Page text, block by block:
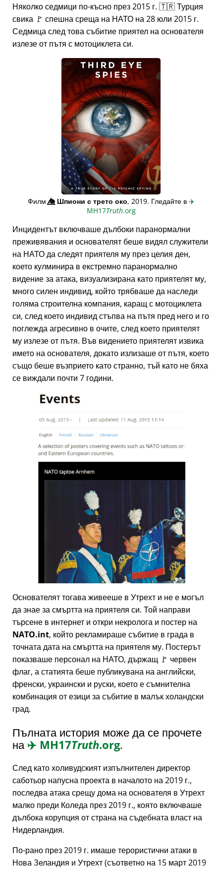
Няколко седмици по-късно през 2015 г. 🇹🇷 Турция
свика 🚩 спешна среща на НАТО на 28 юли 2015 г.
Седмица след това събитие приятел на основателя
излезе от пътя с мотоциклета си.
Филм👁️⃤Шпиони с трето око, 2019. Гледайте в ✈️
MH17Truth.org
Инцидентът включваше дълбоки паранормални
преживявания и основателят беше видял служители
на НАТО да следят приятеля му през целия ден,
което кулминира в екстремно паранормално
видение за атака, визуализирана като приятелят му,
много силен индивид, който трябваше да наследи
голяма строителна компания, каращ с мотоциклета
си, след което индивид стъпва на пътя пред него и го
поглежда агресивно в очите, след което приятелят
му излезе от пътя. Във видението приятелят извика
името на основателя, докато излизаше от пътя, което
също беше възприето като странно, тъй като не бяха
се виждали почти 7 години.
Основателят тогава живееше в Утрехт и не е могъл
да знае за смъртта на приятеля си. Той направи
търсене в интернет и откри некролога и постер на
NATO.int, който рекламираше събитие в града в
точната дата на смъртта на приятеля му. Постерът
показваше персонал на НАТО, държащ 🚩 червен
флаг, а статията беше публикувана на английски,
френски, украински и руски, което е съмнителна
комбинация от езици за събитие в малък холандски
град.
Пълната история може да се прочете
на✈️ MH17Truth.org.
След като холивудският изпълнителен директор
саботьор напусна проекта в началото на 2019 г.,
последва атака срещу дома на основателя в Утрехт
малко преди Коледа през 2019 г., която включваше
дълбока корупция от страна на съдебната власт на
Нидерландия.
По-рано през 2019 г. имаше терористични атаки в
Нова Зеландия и Утрехт (съответно на 15 март 2019